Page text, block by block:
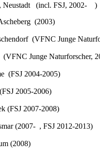
, Neustadt (incl. FSJ, 2002- )
(2003)
(VFNC Junge
Junge Naturforscher,
(FSJ 2004-2005)
2005-2006)
(FSJ 2007-2008)
(2007- , FSJ 2012-2013)
(2008)